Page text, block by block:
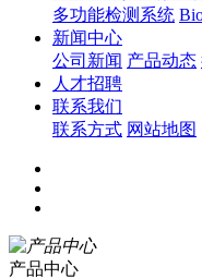
多功能检测系统
新闻中心
公司新闻 产品动态
人才招聘
联系我们
联系方式 网站地图
产品中心